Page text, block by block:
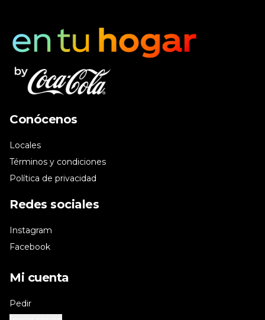
Conócenos
Locales
Términos y condiciones
Política de privacidad
Redes sociales
Instagram
Facebook
Mi cuenta
Pedir